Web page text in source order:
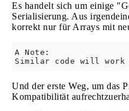
Es handelt sich um einige
Serialisierung. Aus
korrekt nur für Arrays mit
A Note:
Und der erste Weg, um das
Kompatibilität